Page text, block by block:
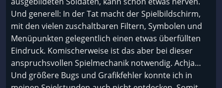
Und generell: In der Tat macht der Spielbildschirm,
mit den vielen zuschaltbaren Filtern, Symbolen und
Menüpunkten gelegentlich einen etwas überfüllten
Eindruck. Komischerweise ist das aber bei dieser
anspruchsvollen Spielmechanik notwendig. Achja…
Und größere Bugs und Grafikfehler konnte ich in